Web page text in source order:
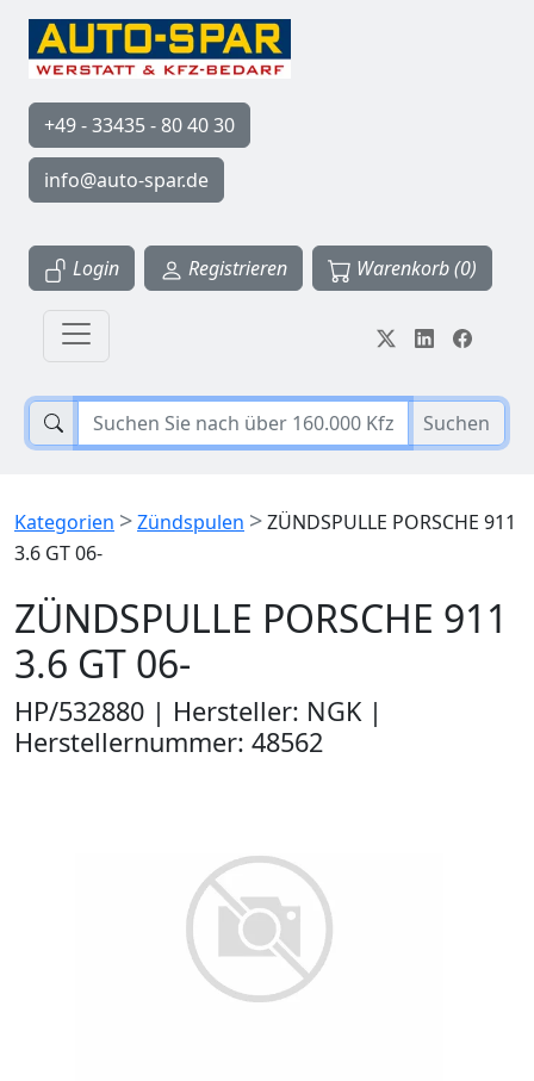
+49 - 33435 - 80 40 30
info@auto-spar.de
Login Registrieren Warenkorb (0)
Suchen
Kategorien >Zündspulen >ZÜNDSPULLE PORSCHE 911
3.6 GT 06-
ZÜNDSPULLE PORSCHE 911
3.6 GT 06-
HP/532880 | Hersteller: NGK |
Herstellernummer: 48562